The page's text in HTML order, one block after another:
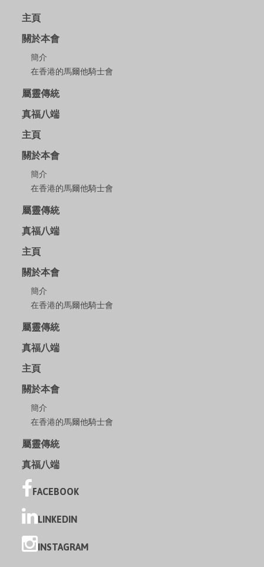
主頁
關於本會
簡介
在香港的馬爾他騎士會
屬靈傳統
真福八端
主頁
關於本會
簡介
在香港的馬爾他騎士會
屬靈傳統
真福八端
主頁
關於本會
簡介
在香港的馬爾他騎士會
屬靈傳統
真福八端
主頁
關於本會
簡介
在香港的馬爾他騎士會
屬靈傳統
真福八端
FACEBOOK
LINKEDIN
INSTAGRAM